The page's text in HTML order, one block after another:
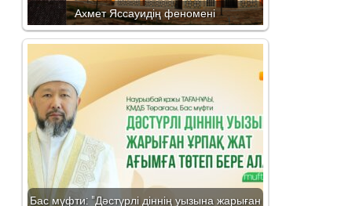
Ахмет Яссауидің феномені
Бас мүфти: "Дәстүрлі діннің уызына жарыған